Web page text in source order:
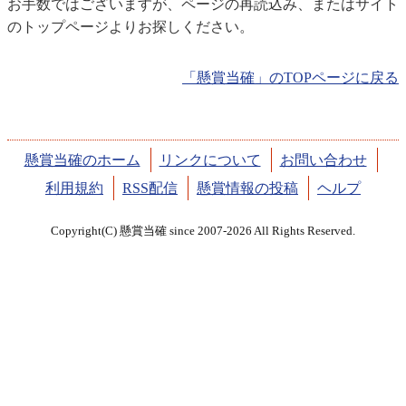
お手数ではございますが、ページの再読込み、またはサイト
のトップページよりお探しください。
「懸賞当確」のTOPページに戻る
懸賞当確のホーム リンクについて
お問い合わせ
利用規約
RSS配信 懸賞情報の投稿 ヘルプ
Copyright(C) 懸賞当確 since 2007-2026 All Rights Reserved.